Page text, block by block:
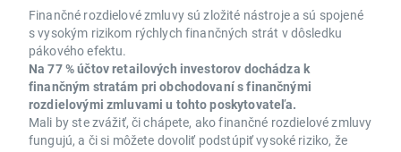
Finančné rozdielové zmluvy sú zložité nástroje a sú spojené
s vysokým rizikom rýchlych finančných strát v dôsledku
pákového efektu.
Na 77 % účtov retailových investorov dochádza k
finančným stratám pri obchodovaní s finančnými
rozdielovými zmluvami u tohto poskytovateľa.
Mali by ste zvážiť, či chápete, ako finančné rozdielové zmluvy
fungujú, a či si môžete dovoliť podstúpiť vysoké riziko, že